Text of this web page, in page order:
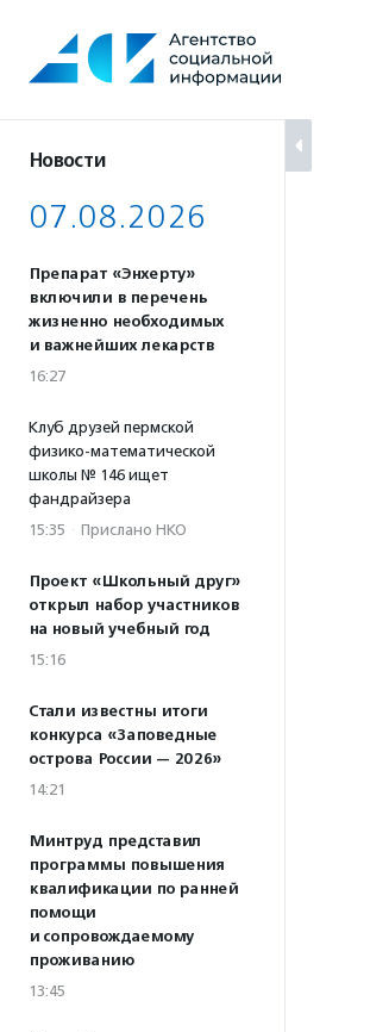
содержанию
Новости
07.08.2026
Препарат «Энхерту»
включили в перечень
жизненно необходимых
и важнейших лекарств
16:27
Клуб друзей пермской
физико-математической
школы № 146 ищет
фандрайзера
15:35 · Прислано НКО
Проект «Школьный друг»
открыл набор участников
на новый учебный год
15:16
Стали известны итоги
конкурса «Заповедные
острова России — 2026»
14:21
Минтруд представил
программы повышения
квалификации по ранней
помощи
и сопровождаемому
проживанию
13:45